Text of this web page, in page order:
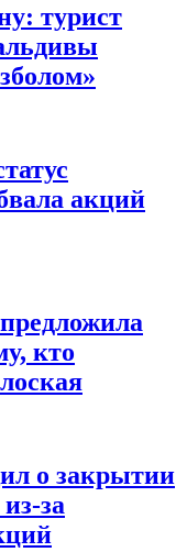
турист
акций
кто
о закрытии
за